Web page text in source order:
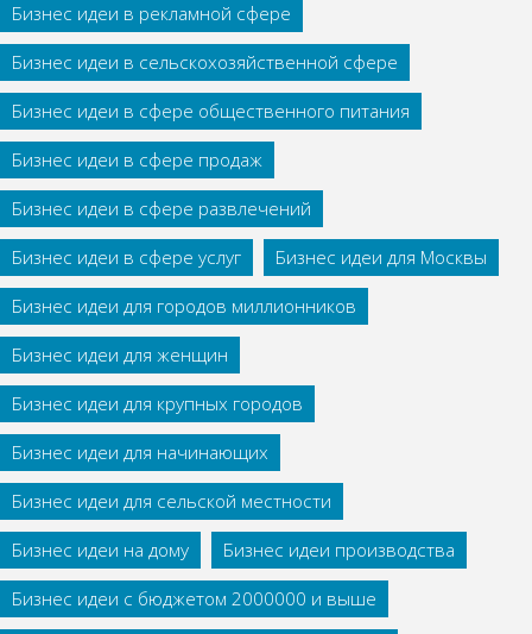
Бизнес идеи в рекламной сфере
Бизнес идеи в сельскохозяйственной сфере
Бизнес идеи в сфере общественного питания
Бизнес идеи в сфере продаж
Бизнес идеи в сфере развлечений
Бизнес идеи в сфере услуг
Бизнес идеи для Москвы
Бизнес идеи для городов миллионников
Бизнес идеи для женщин
Бизнес идеи для крупных городов
Бизнес идеи для начинающих
Бизнес идеи для сельской местности
Бизнес идеи на дому
Бизнес идеи производства
Бизнес идеи с бюджетом 2000000 и выше